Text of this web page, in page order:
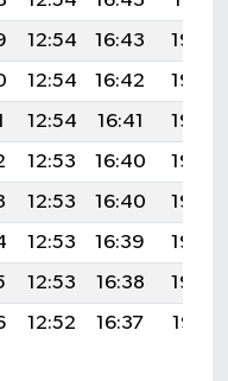
12:54 16:43
19:49
12:54 16:42
19:48
12:54 16:41
19:46
12:53 16:40
19:45
12:53 16:40
19:43
12:53 16:39
19:42
12:53 16:38
19:40
12:52 16:37 19:38